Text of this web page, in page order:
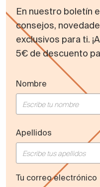
En nuestro boletín
consejos,
exclusivos para ti.
5€ de descuento
Nombre
Apellidos
Tu correo electrónico